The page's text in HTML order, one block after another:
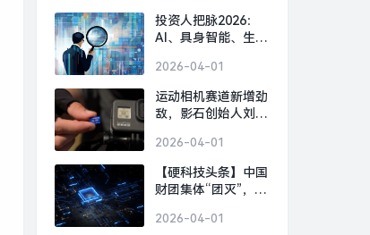
投资人把脉2026：
AI、具身智能、生物
金超级独角兽 | 界面
预言家⑥|界面新闻 ·
科技
2026-04-01
运动相机赛道新增劲
敌，影石创始人刘靖
划”恶意挖人|界面新
闻 · 科技
2026-04-01
【硬科技头条】中国
财团集体“团灭”，英
购何以崩盘？|界面
2026-04-01